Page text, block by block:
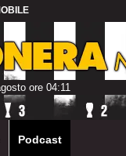
ore 04:11
Podcast